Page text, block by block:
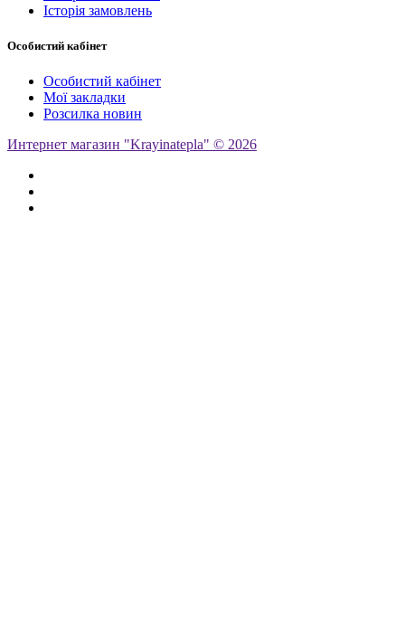
Історія замовлень
Особистий кабінет
Особистий кабінет
Мої закладки
Розсилка новин
Интернет магазин "Krayinatepla" © 2026